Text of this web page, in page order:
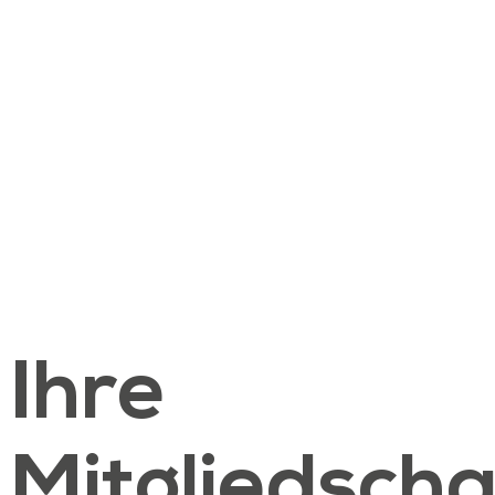
Ihre